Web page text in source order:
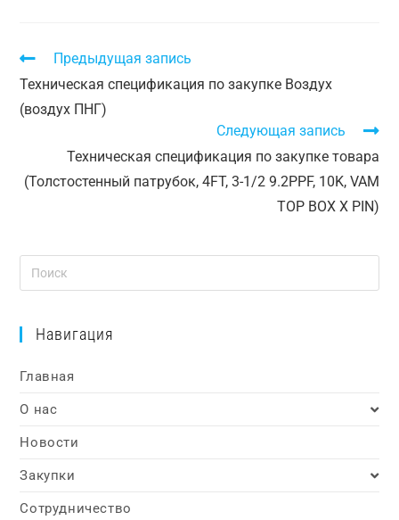
Предыдущая запись
Техническая спецификация по закупке Воздух
(воздух ПНГ)
Следующая запись
Техническая спецификация по закупке товара
(Толстостенный патрубок, 4FT, 3-1/2 9.2PPF, 10K, VAM
TOP BOX X PIN)
Навигация
Главная
О нас
Новости
Закупки
Сотрудничество